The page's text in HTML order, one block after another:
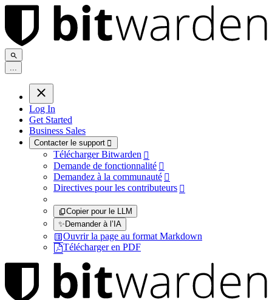
...
Log In
Get Started
Business Sales
Contacter le support 
Télécharger Bitwarden 
Demande de fonctionnalité 
Demandez à la communauté 
Directives pour les contributeurs 
Copier pour le LLM
✨Demander à l’IA
Ouvrir la page au format Markdown
Télécharger en PDF